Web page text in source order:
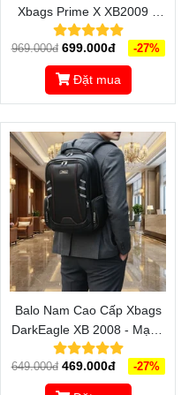
Xbags Prime X XB2009 –
Thiết Kế Sang Trọng, Bảo
Vệ Máy Tối Ưu
969.000đ 699.000đ -27%
Đặt mua
Balo Nam Cao Cấp Xbags
DarkEagle XB 2008 - Mạnh
Mẽ, Bền Bỉ, Chuẩn Chu
Trong Từng Tính Năng
649.000đ 469.000đ -27%